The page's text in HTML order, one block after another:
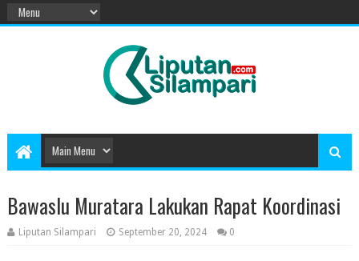
Bawaslu Muratara Lakukan Rapat Koordinasi
Liputan Silampari September 20, 2024 0